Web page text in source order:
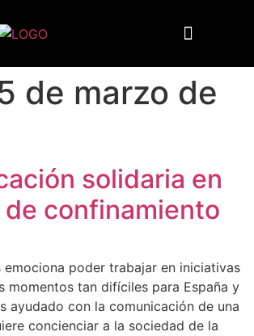
de marzo de
solidaria en
confinamiento
emociona poder trabajar en iniciativas
momentos tan difíciles para España y
ayudado con la comunicación de una
concienciar a la sociedad de la